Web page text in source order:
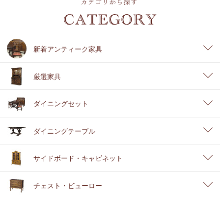
新着アンティーク家具
厳選家具
ダイニングセット
ダイニングテーブル
サイドボード・キャビネット
チェスト・ビューロー